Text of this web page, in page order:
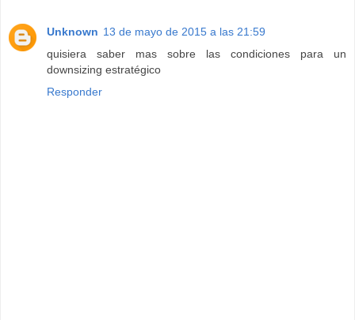
Unknown 13 de mayo de 2015 a las 21:59
quisiera saber mas sobre las condiciones para un
downsizing estratégico
Responder